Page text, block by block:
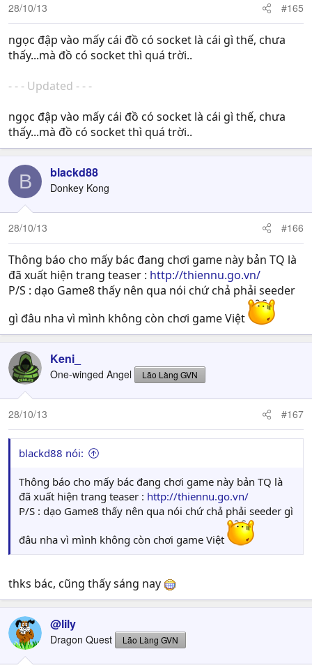
28/10/13 #165
ngọc đập vào mấy cái đồ có socket là cái gì thế, chưa
thấy...mà đồ có socket thì quá trời..
- - - Updated - - -
ngọc đập vào mấy cái đồ có socket là cái gì thế, chưa
thấy...mà đồ có socket thì quá trời..
B blackd88
Donkey Kong
28/10/13 #166
Thông báo cho mấy bác đang chơi game này bản TQ là
đã xuất hiện trang teaser : http://thiennu.go.vn/
P/S : dạo Game8 thấy nên qua nói chứ chả phải seeder
gì đâu nha vì mình không còn chơi game Việt
Keni_
One-winged Angel Lão Làng GVN
28/10/13 #167
blackd88 nói:
Thông báo cho mấy bác đang chơi game này bản TQ là
đã xuất hiện trang teaser : http://thiennu.go.vn/
P/S : dạo Game8 thấy nên qua nói chứ chả phải seeder gì
đâu nha vì mình không còn chơi game Việt
thks bác, cũng thấy sáng nay
@lily
Dragon Quest Lão Làng GVN